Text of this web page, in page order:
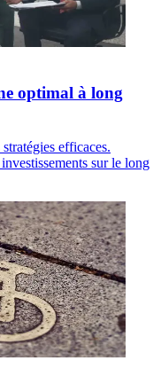
optimal à long
efficaces.
sur le long